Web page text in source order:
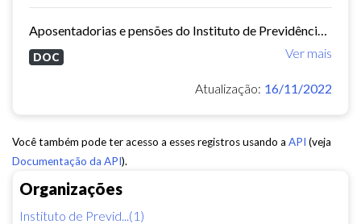
Organizações
Instituto de Previd...(1)
Ver mais
DOC
Atualização: 16/11/2022
Você também pode ter acesso a esses registros usando a API (veja
Documentação da API).